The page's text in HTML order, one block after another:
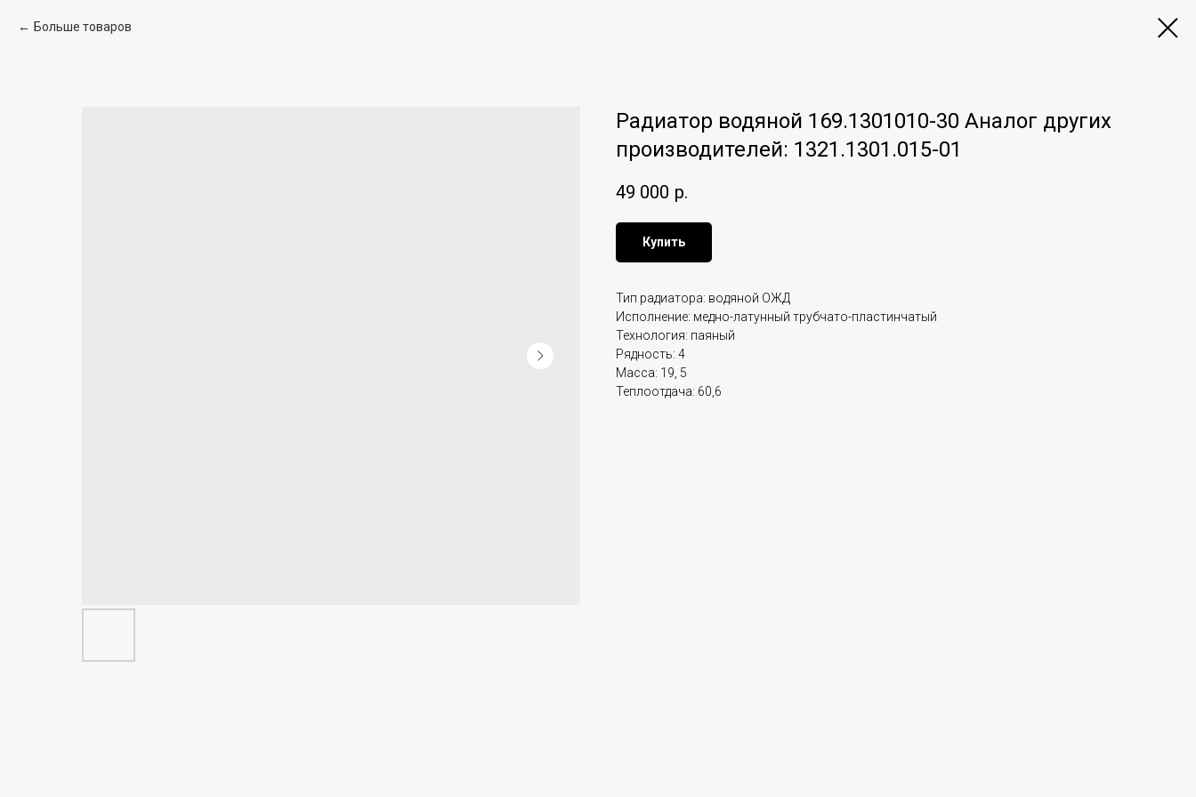
Больше товаров
Радиатор водяной 169.1301010-30 Аналог других
производителей: 1321.1301.015-01
49 000 р.
Купить
Тип радиатора: водяной ОЖД
Исполнение: медно-латунный трубчато-пластинчатый
Технология: паяный
Рядность: 4
Масса: 19, 5
Теплоотдача: 60,6